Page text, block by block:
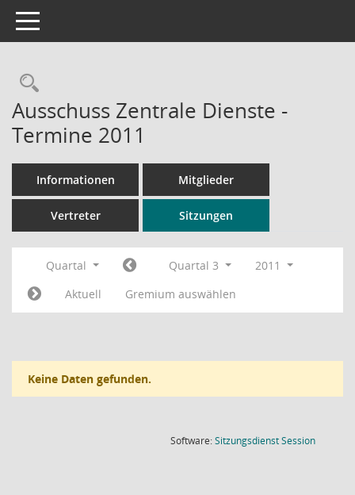
Toggle navigation
Rechercheauswahl
Ausschuss Zentrale Dienste -
Termine 2011
Informationen Mitglieder
Vertreter Sitzungen
Quartal Quartal 3
2011
Aktuell
Gremium auswählen
Keine Daten gefunden.
Software:SitzungsdienstSession(Wird in